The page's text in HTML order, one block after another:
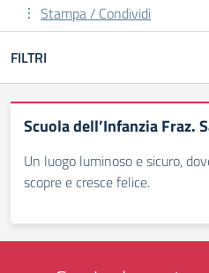
Stampa / Condividi
FILTRI
Scuola dell’Infanzia Fraz.
Un luogo luminoso e sicuro,
scopre e cresce felice.